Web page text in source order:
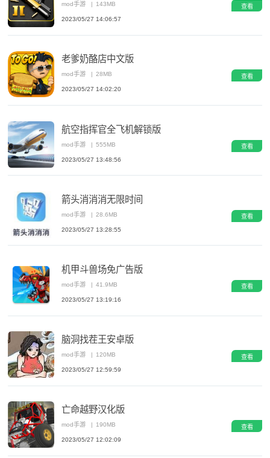
mod手游 | 143MB
2023/05/27 14:06:57
查看
老爹奶酪店中文版
mod手游 28MB
2023/05/27 14:02:20
查看
航空指挥官全飞机解锁版
mod手游 | 555MB
2023/05/27 13:48:56
查看
箭头消消消无限时间
mod手游 | 28.6MB
2023/05/27 13:28:55
查看
机甲斗兽场免广告版
mod手游 | 41.9MB
2023/05/27 13:19:16
查看
脑洞找茬王安卓版
mod手游 | 120MB
2023/05/27 12:59:59
查看
亡命越野汉化版
mod手游 | 190MB
2023/05/27 12:02:09
查看